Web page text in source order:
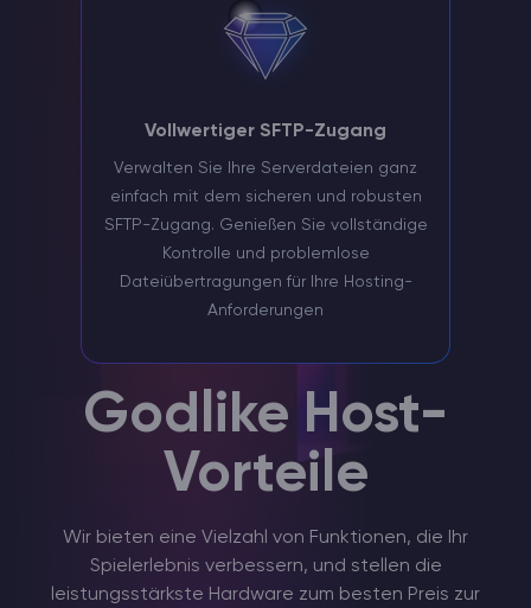
Vollwertiger SFTP-Zugang
Verwalten Sie Ihre Serverdateien ganz
einfach mit dem sicheren und robusten
SFTP-Zugang. Genießen Sie vollständige
Kontrolle und problemlose
Dateiübertragungen für Ihre Hosting-
Anforderungen
Godlike Host-
Vorteile
Wir bieten eine Vielzahl von Funktionen, die Ihr
Spielerlebnis verbessern, und stellen die
leistungsstärkste Hardware zum besten Preis zur